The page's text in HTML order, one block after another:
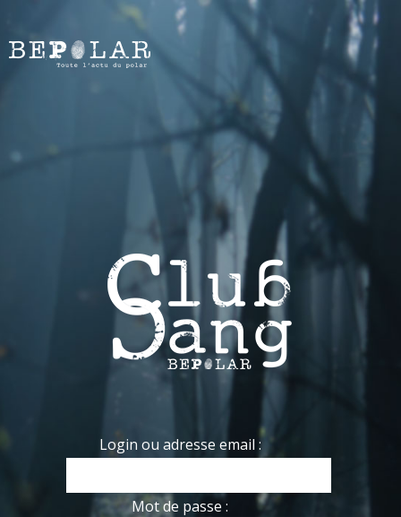
Login ou adresse email :
Mot de passe :